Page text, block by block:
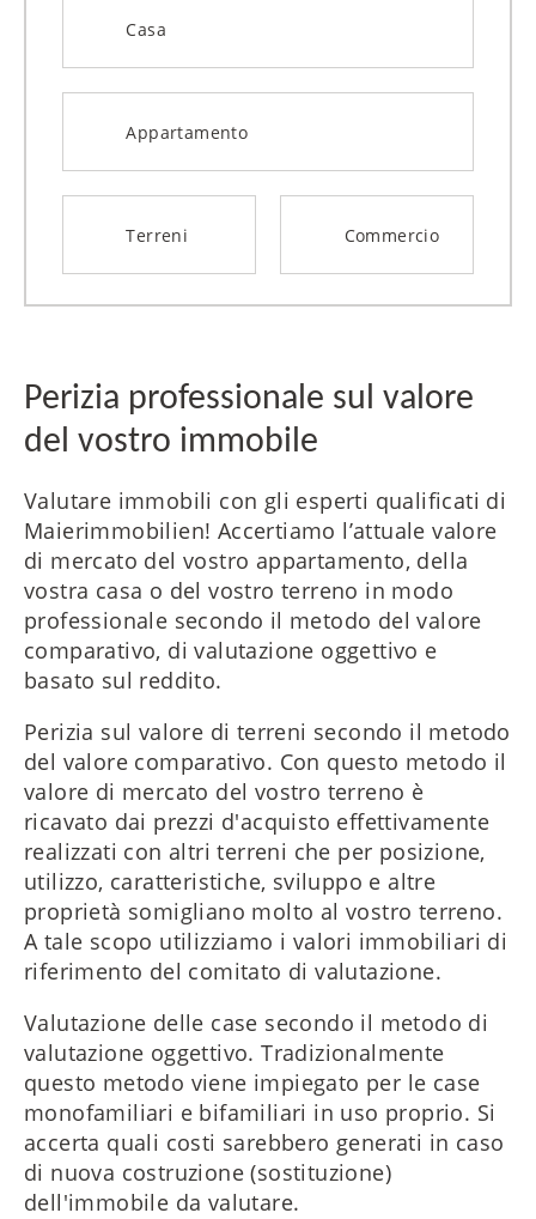
Casa
Appartamento
Terreni Commercio
Perizia professionale sul valore
del vostro immobile
Valutare immobili con gli esperti qualificati di
Maierimmobilien! Accertiamo l’attuale valore
di mercato del vostro appartamento, della
vostra casa o del vostro terreno in modo
professionale secondo il metodo del valore
comparativo, di valutazione oggettivo e
basato sul reddito.
Perizia sul valore di terreni secondo il metodo
del valore comparativo. Con questo metodo il
valore di mercato del vostro terreno è
ricavato dai prezzi d'acquisto effettivamente
realizzati con altri terreni che per posizione,
utilizzo, caratteristiche, sviluppo e altre
proprietà somigliano molto al vostro terreno.
A tale scopo utilizziamo i valori immobiliari di
riferimento del comitato di valutazione.
Valutazione delle case secondo il metodo di
valutazione oggettivo. Tradizionalmente
questo metodo viene impiegato per le case
monofamiliari e bifamiliari in uso proprio. Si
accerta quali costi sarebbero generati in caso
di nuova costruzione (sostituzione)
dell'immobile da valutare.